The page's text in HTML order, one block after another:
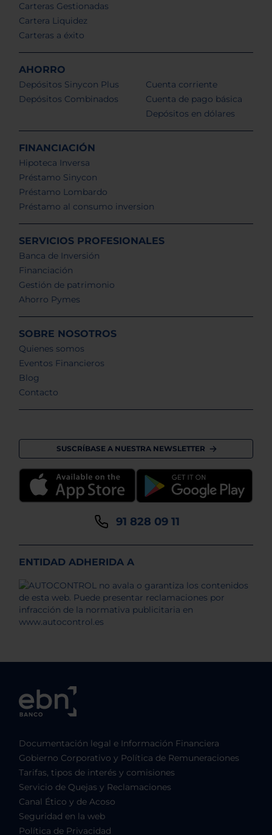
Carteras Gestionadas
Cartera Liquidez
Carteras a éxito
AHORRO
Depósitos Sinycon Plus
Depósitos Combinados
Cuenta corriente
Cuenta de pago básica
Depósitos en dólares
FINANCIACIÓN
Hipoteca Inversa
Préstamo Sinycon
Préstamo Lombardo
Préstamo al consumo inversion
SERVICIOS PROFESIONALES
Banca de Inversión
Financiación
Gestión de patrimonio
Ahorro Pymes
SOBRE NOSOTROS
Quienes somos
Eventos Financieros
Blog
Contacto
SUSCRÍBASE A NUESTRA NEWSLETTER
91 828 09 11
ENTIDAD ADHERIDA A
Documentación legal e Información Financiera
Gobierno Corporativo y Política de Remuneraciones
Tarifas, tipos de interés y comisiones
Servicio de Quejas y Reclamaciones
Canal Ético y de Acoso
Seguridad en la web
Política de Privacidad